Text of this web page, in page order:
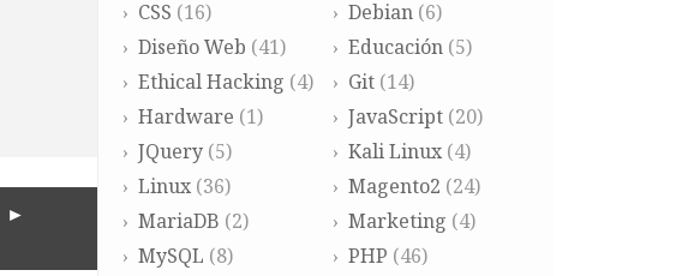
CSS (16) Debian(6)
Diseño Web (41) Educación(5)
Ethical Hacking (4) Git(14)
Hardware (1) JavaScript(20)
JQuery (5) Kali Linux(4)
Linux (36) Magento2 (24)
MariaDB (2) Marketing (4)
MySQL (8) PHP (46)